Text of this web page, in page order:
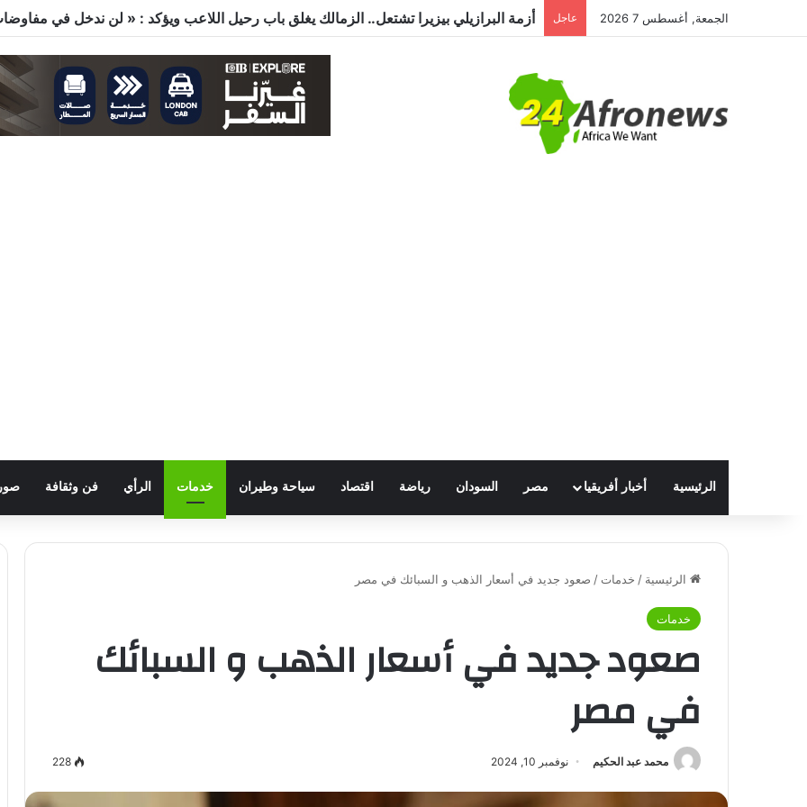
الجمعة, أغسطس 7 2026 عاجل
الرئيسية أخبار أفريقيا مصر السودان رياضة اقتصاد سياحة وطيران خدمات الرأي فن وثقافة
الرئيسية / خدمات / صعود جديد في أسعار الذهب و السبائك في مصر
خدمات
صعود جديد في أسعار الذهب و السبائك
في مصر
محمد عبد الحكيم نوفمبر 10, 2024 228